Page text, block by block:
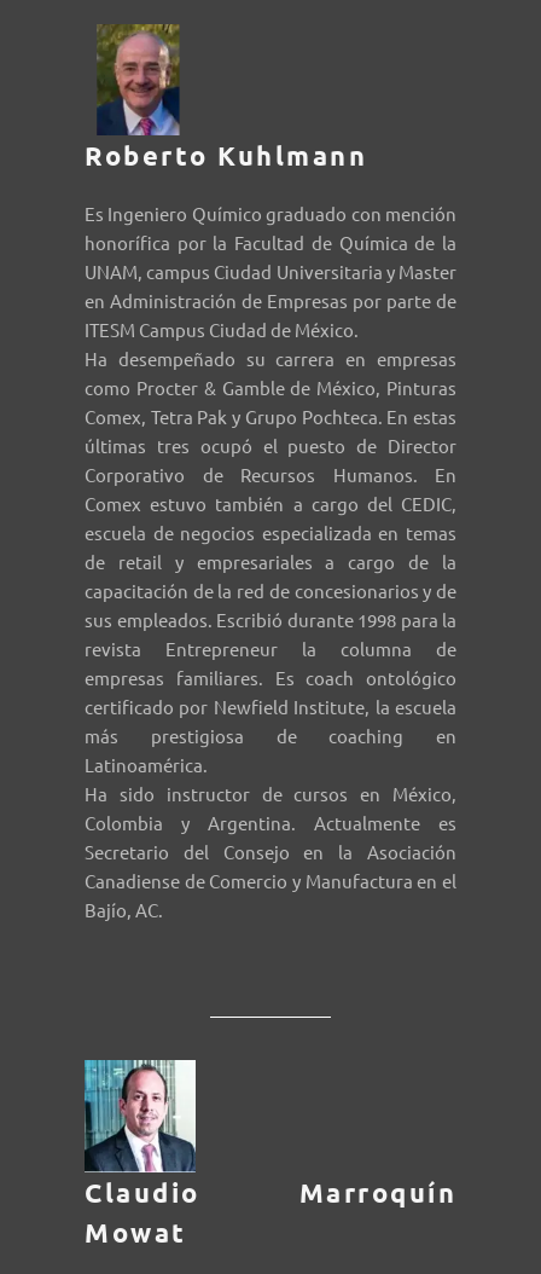
Roberto Kuhlmann
Es Ingeniero Químico graduado con mención
honorífica por la Facultad de Química de la
UNAM, campus Ciudad Universitaria y Master
en Administración de Empresas por parte de
ITESM Campus Ciudad de México.
Ha desempeñado su carrera en empresas
como Procter & Gamble de México, Pinturas
Comex, Tetra Pak y Grupo Pochteca. En estas
últimas tres ocupó el puesto de Director
Corporativo de Recursos Humanos. En
Comex estuvo también a cargo del CEDIC,
escuela de negocios especializada en temas
de retail y empresariales a cargo de la
capacitación de la red de concesionarios y de
sus empleados. Escribió durante 1998 para la
revista Entrepreneur la columna de
empresas familiares. Es coach ontológico
certificado por Newfield Institute, la escuela
más prestigiosa de coaching en
Latinoamérica.
Ha sido instructor de cursos en México,
Colombia y Argentina. Actualmente es
Secretario del Consejo en la Asociación
Canadiense de Comercio y Manufactura en el
Bajío, AC.
Claudio Marroquín
Mowat